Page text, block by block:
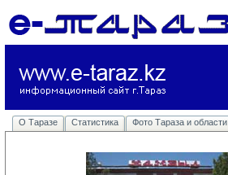
О Таразе Статистика Фото Тараза и области